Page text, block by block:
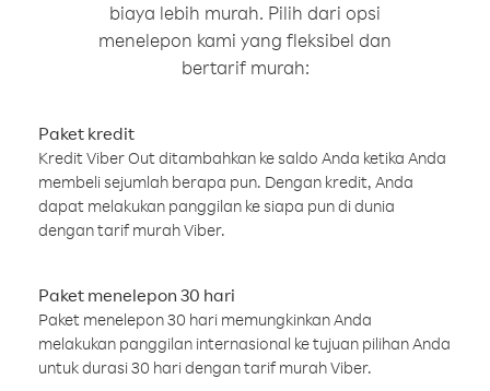
biaya lebih murah. Pilih dari opsi
menelepon kami yang fleksibel dan
bertarif murah:
Paket kredit
Kredit Viber Out ditambahkan ke saldo Anda ketika Anda
membeli sejumlah berapa pun. Dengan kredit, Anda
dapat melakukan panggilan ke siapa pun di dunia
dengan tarif murah Viber.
Paket menelepon 30 hari
Paket menelepon 30 hari memungkinkan Anda
melakukan panggilan internasional ke tujuan pilihan Anda
untuk durasi 30 hari dengan tarif murah Viber.